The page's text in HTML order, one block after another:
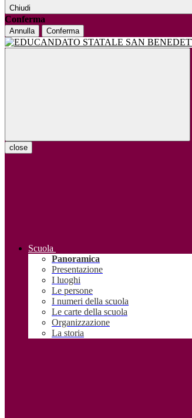
Chiudi
Conferma
Annulla Conferma
close
Scuola
Panoramica
Presentazione
I luoghi
Le persone
I numeri della scuola
Le carte della scuola
Organizzazione
La storia